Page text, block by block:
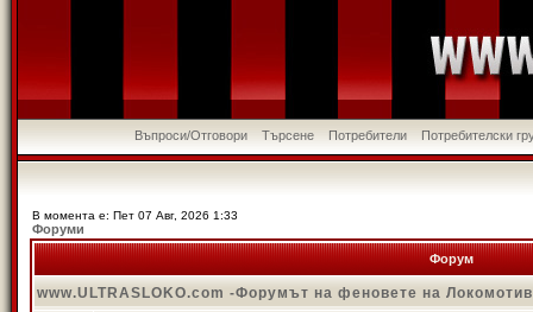
Въпроси/Отговори Търсене Потребители Потребителски
В момента е: Пет 07 Авг, 2026 1:33
Форуми
Форум
www.ULTRASLOKO.com -Форумът на феновете на